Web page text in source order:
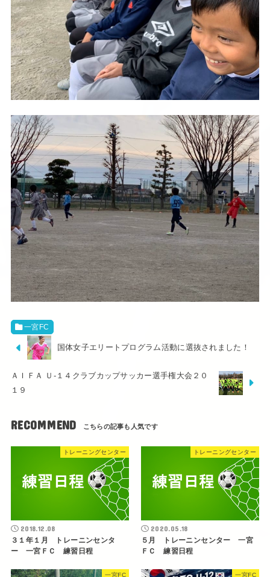
一宮FC
国体女子エリートプログラム活動に選抜されました！
ＡＩＦＡ Ｕ-１４クラブカップサッカー選手権大会２０
１９
RECOMMEND
トレーニングセンター
2018.12.08
３１年１月 トレーニンセンタ
ー 一宮ＦＣ 練習日程
トレーニングセンター
2020.05.18
５月 トレーニンセンター 一宮
ＦＣ 練習日程
一宮FC 一宮FC